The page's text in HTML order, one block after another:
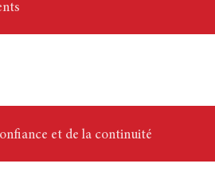
et de la continuité